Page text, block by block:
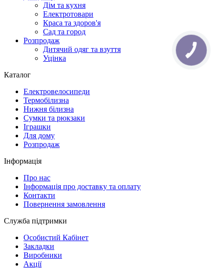
Дім та кухня
Електротовари
Краса та здоров'я
Сад та город
Розпродаж
Дитячий одяг та взуття
Уцінка
Каталог
Електровелосипеди
Термобілизна
Нижня білизна
Сумки та рюкзаки
Іграшки
Для дому
Розпродаж
Інформація
Про нас
Інформація про доставку та оплату
Контакти
Повернення замовлення
Служба підтримки
Особистий Кабінет
Закладки
Виробники
Акції
КНОПКА
ЗВ'ЯЗКУ